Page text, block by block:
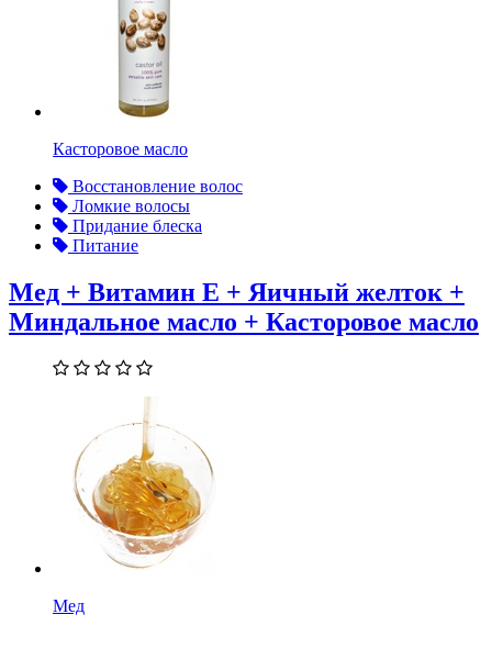
Касторовое масло
Восстановление волос
Ломкие волосы
Придание блеска
Питание
Мед + Витамин Е + Яичный желток +
Миндальное масло + Касторовое масло
Мед